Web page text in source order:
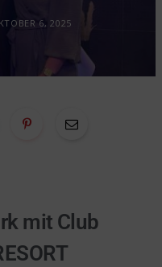
6, 2025
mit Club